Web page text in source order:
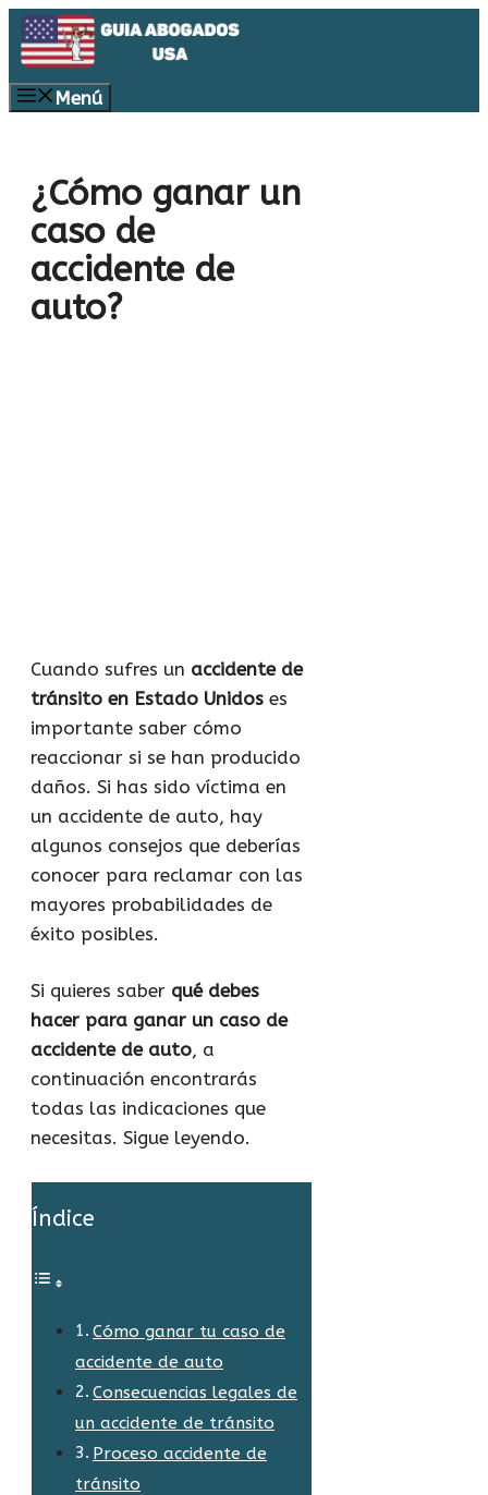
Saltar
al
contenido
Menú
¿Cómo ganar un
caso de
accidente de
auto?
Cuando sufres un accidente de
tránsito en Estado Unidos es
importante saber cómo
reaccionar si se han producido
daños. Si has sido víctima en
un accidente de auto, hay
algunos consejos que deberías
conocer para reclamar con las
mayores probabilidades de
éxito posibles.
Si quieres saber qué debes
hacer para ganar un caso de
accidente de auto, a
continuación encontrarás
todas las indicaciones que
necesitas. Sigue leyendo.
Índice
Cómo ganar tu caso de
accidente de auto
Consecuencias legales de
un accidente de tránsito
Proceso accidente de
tránsito